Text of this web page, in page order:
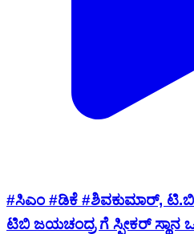
#ಸಿಎಂ #ಡಿಕೆ #ಶಿವಕುಮಾರ್,
ಟಿಬಿ ಜಯಚಂದ್ರ ಗೆ ಸ್ಪೀಕರ್ ಸ್ಥಾನ